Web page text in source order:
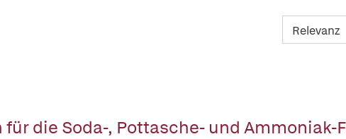
die Soda-, Pottasche- und Ammoniak-